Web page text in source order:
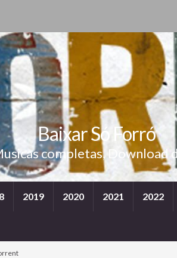
Baixar Só Forró
completas, Download
2019 2020 2021 2022